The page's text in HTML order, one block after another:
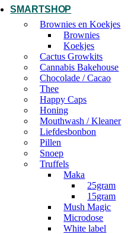
SMARTSHOP
Brownies en Koekjes
Brownies
Koekjes
Cactus Growkits
Cannabis Bakehouse
Chocolade / Cacao
Thee
Happy Caps
Honing
Mouthwash / Kleaner
Liefdesbonbon
Pillen
Snoep
Truffels
Maka
25gram
15gram
Mush Magic
Microdose
White label